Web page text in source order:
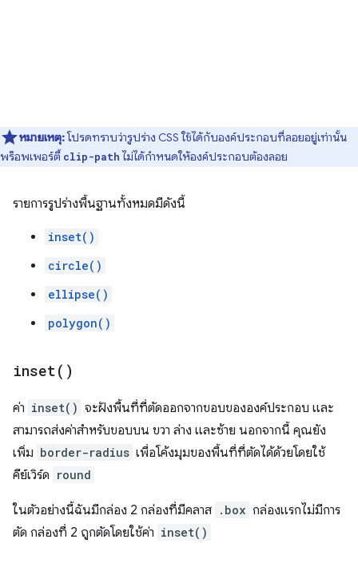
หมายเหตุ:โปรดทราบว่ารูปร่าง CSS ใช้ได้กับองค์ประกอบที่ลอยอยู่เท่านั้น
พร็อพเพอร์ตี้ clip-path ไม่ได้กำหนดให้องค์ประกอบต้องลอย
รายการรูปร่างพื้นฐานทั้งหมดมีดังนี้
inset()
circle()
ellipse()
polygon()
inset( )
ค่า inset() จะฝังพื้นที่ที่ตัดออกจากขอบขององค์ประกอบ และ
สามารถส่งค่าสำหรับขอบบน ขวา ล่าง และซ้าย นอกจากนี้ คุณยัง
เพิ่ม border-radius เพื่อโค้งมุมของพื้นที่ที่ตัดได้ด้วยโดยใช้
คีย์เวิร์ด round
ในตัวอย่างนี้ฉันมีกล่อง 2 กล่องที่มีคลาส .box กล่องแรกไม่มีการ
ตัด กล่องที่ 2 ถูกตัดโดยใช้ค่า inset()